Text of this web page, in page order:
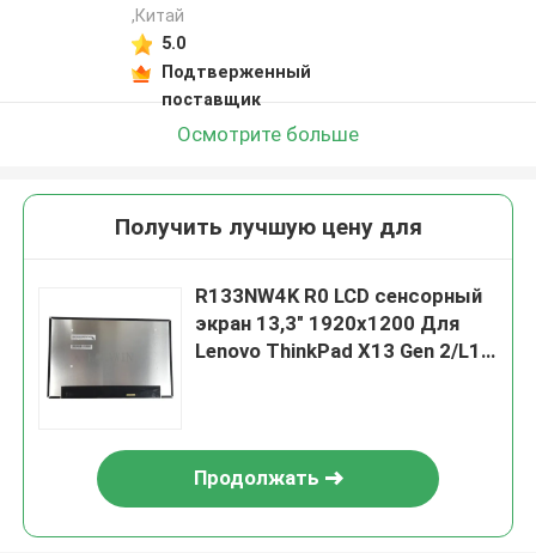
,Китай
5.0
Подтверженный
поставщик
Осмотрите больше
Получить лучшую цену для
R133NW4K R0 LCD сенсорный
экран 13,3" 1920x1200 Для
Lenovo ThinkPad X13 Gen 2/L13
Продолжать